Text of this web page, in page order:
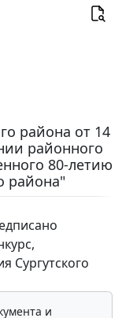
района от 14
районного
80-летию
района"
Сургутского
и